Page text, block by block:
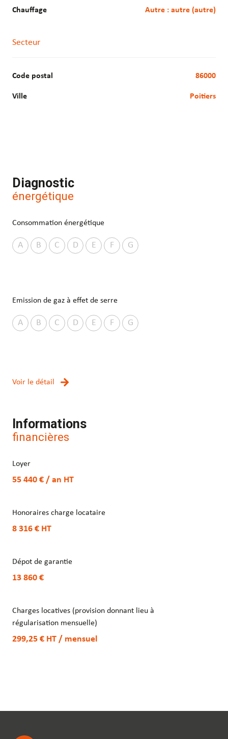
sont disponibles sur le site Géorisques :
Chauffage autre : autre (autre)
Secteur
Code postal 86000
Ville Poitiers
Diagnostic
énergétique
Consommation énergétique
A B C D E F G
Emission de gaz à effet de serre
A B C D E F G
Voir le détail
Informations
financières
Loyer
55 440 € / an HT
Honoraires charge locataire
8 316 € HT
Dépot de garantie
13 860 €
Charges locatives (provision donnant lieu à
régularisation mensuelle)
299,25 € HT / mensuel